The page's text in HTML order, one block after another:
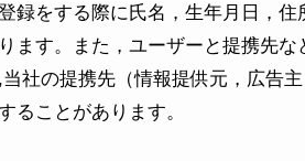
録をする際に氏名，生年月日，
ます。また，ユーザーと提携先
社の提携先（情報提供元，広告
ることがあります。